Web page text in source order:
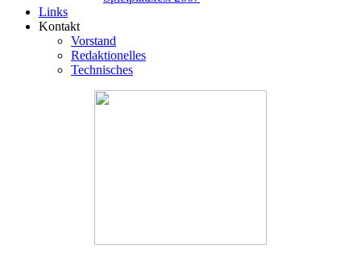
Links
Kontakt
Vorstand
Redaktionelles
Technisches